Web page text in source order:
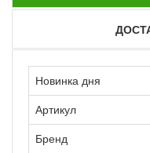
Новинка дня
Артикул
Бренд